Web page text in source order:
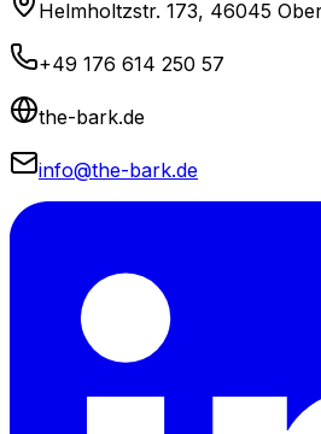
Helmholtzstr. 173, 46045
+49 176 614 250 57
the-bark.de
info@the-bark.de